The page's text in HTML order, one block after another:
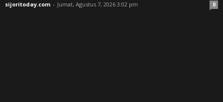
sijoritoday.com - Jumat, Agustus 7, 2026 3:02 pm 0